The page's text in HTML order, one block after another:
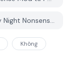
Làm thế nào để báo cáo vấn đề với Fireday Night Nonsense Mod trên PGYER APK HUB?
Không